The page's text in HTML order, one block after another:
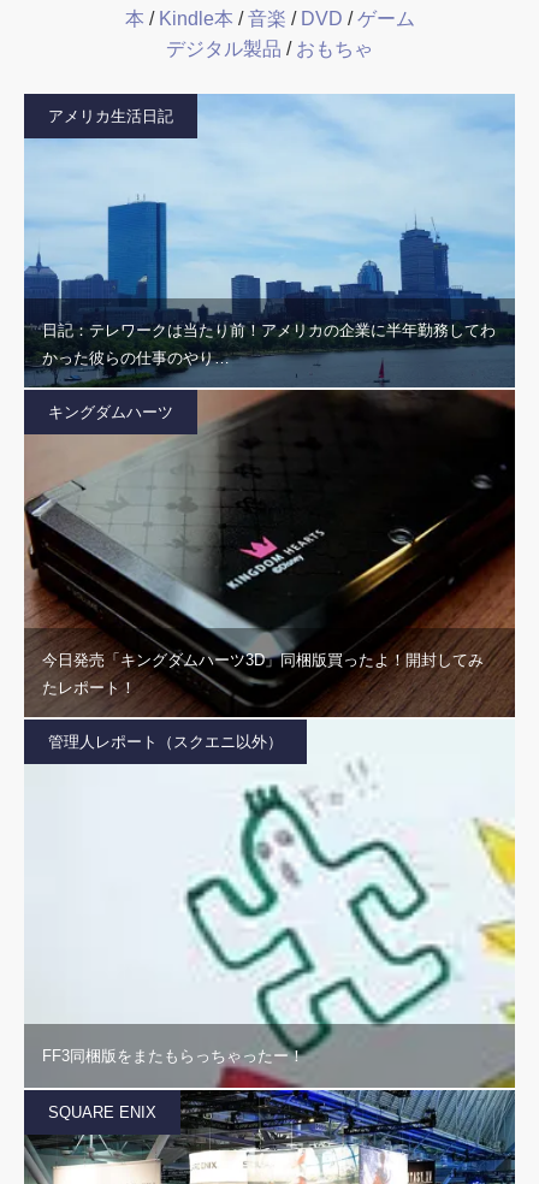
本 / Kindle本 /音楽 / DVD /ゲーム
デジタル製品 / おもちゃ
アメリカ生活日記
日記：テレワークは当たり前！アメリカの企業に半年勤務してわ
かった彼らの仕事のやり…
キングダムハーツ
今日発売「キングダムハーツ3D」同梱版買ったよ！開封してみ
たレポート！
管理人レポート（スクエニ以外）
FF3同梱版をまたもらっちゃったー！
SQUARE ENIX